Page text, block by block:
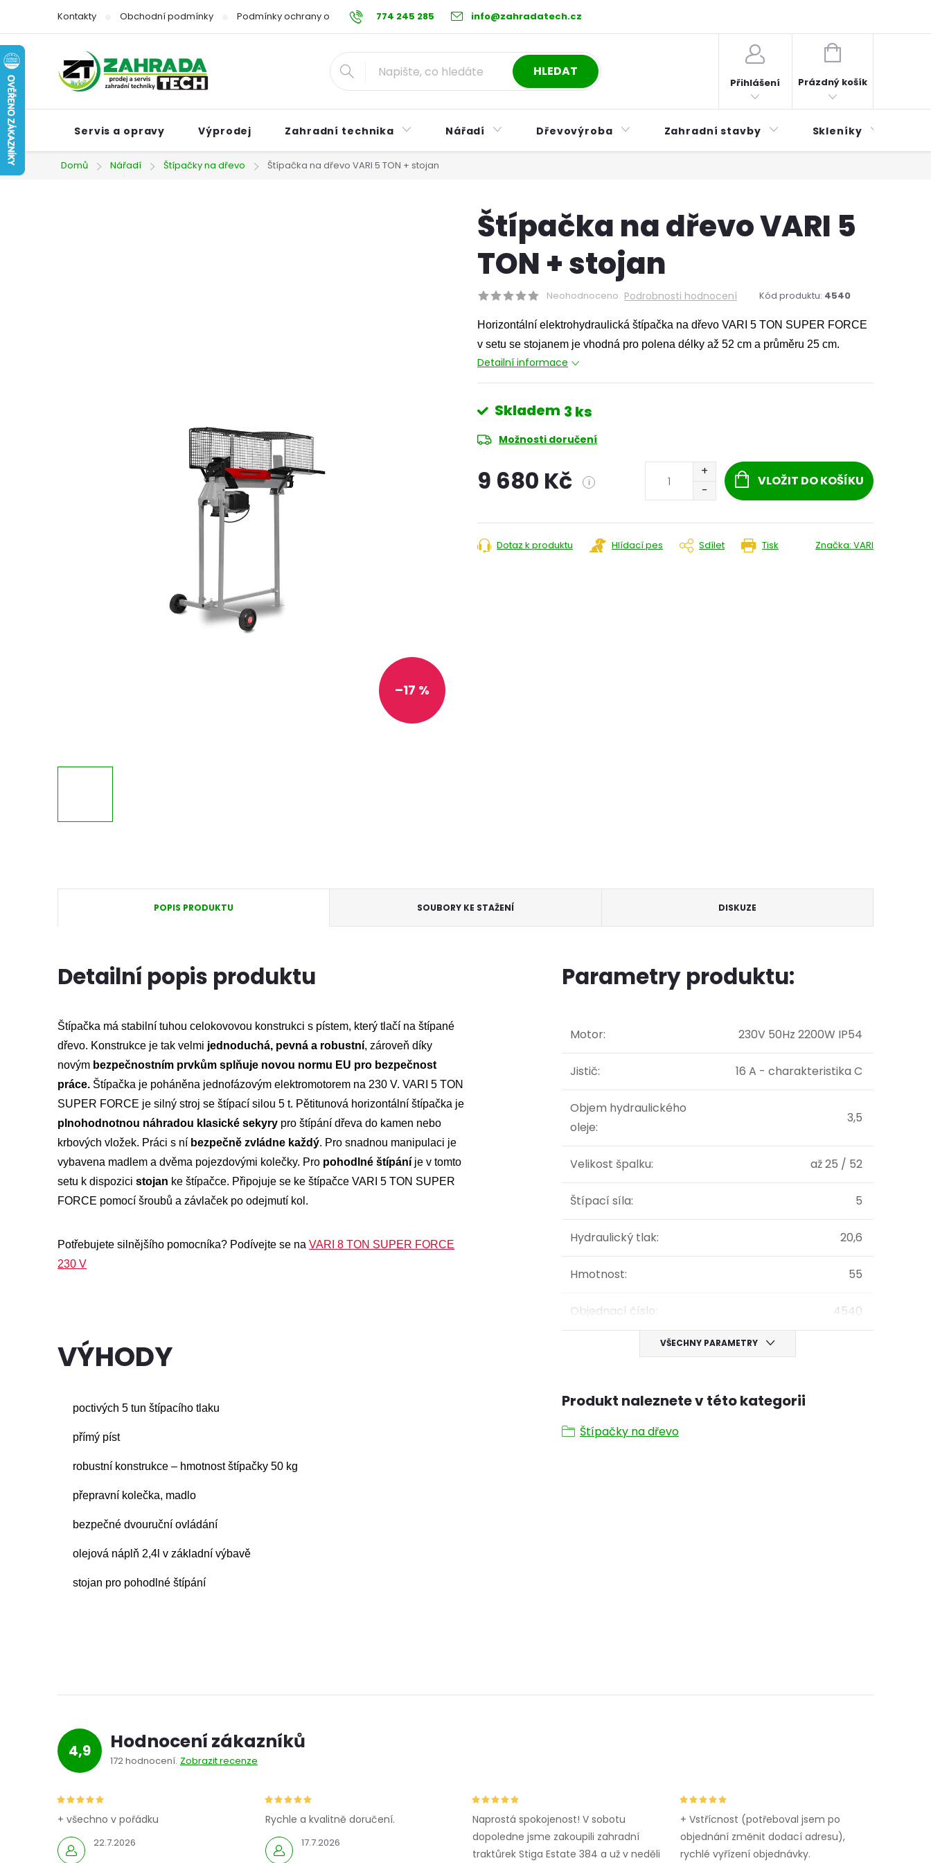
obsah
774 245 285 info@zahradatech.cz
Kontakty Obchodní podmínky Podmínky ochrany osobních údajů Reklamační řád Postup při nákupu na splátky ESSOX
HLEDAT
Přihlášení
NÁKUPNÍ
Prázdný košík
Servis a opravy Výprodej Zahradní technika Nářadí Dřevovýroba Zahradní stavby Skleníky
Domů Nářadí Štípačky na dřevo Štípačka na dřevo VARI 5 TON + stojan
–17 %
Štípačka na dřevo VARI 5
TON + stojan
Neohodnoceno Podrobnosti hodnocení Kód produktu: 4540
Horizontální elektrohydraulická štípačka na dřevo VARI 5 TON SUPER FORCE
v setu se stojanem je vhodná pro polena délky až 52 cm a průměru 25 cm.
Detailní informace
Skladem 3 ks
Možnosti doručení
9 680 Kč i VLOŽIT DO KOŠÍKU
Tisk
Dotaz k produktu Hlídací pes Sdílet Značka: VARI
POPIS PRODUKTU SOUBORY KE STAŽENÍ DISKUZE
Detailní popis produktu
Štípačka má stabilní tuhou celokovovou konstrukci s pístem, který tlačí na štípané
dřevo. Konstrukce je tak velmi jednoduchá, pevná a robustní, zároveň díky
novým bezpečnostním prvkům splňuje novou normu EU pro bezpečnost
práce. Štípačka je poháněna jednofázovým elektromotorem na 230 V. VARI 5 TON
SUPER FORCE je silný stroj se štípací silou 5 t. Pětitunová horizontální štípačka je
plnohodnotnou náhradou klasické sekyry pro štípání dřeva do kamen nebo
krbových vložek. Práci s ní bezpečně zvládne každý. Pro snadnou manipulaci je
vybavena madlem a dvěma pojezdovými kolečky. Pro pohodlné štípání je v tomto
setu k dispozici stojan ke štípačce. Připojuje se ke štípačce VARI 5 TON SUPER
FORCE pomocí šroubů a závlaček po odejmutí kol.
Potřebujete silnějšího pomocníka? Podívejte se na VARI 8 TON SUPER FORCE
230 V
VÝHODY
poctivých 5 tun štípacího tlaku
přímý píst
robustní konstrukce – hmotnost štípačky 50 kg
přepravní kolečka, madlo
bezpečné dvouruční ovládání
olejová náplň 2,4l v základní výbavě
stojan pro pohodlné štípání
Parametry produktu:
Motor: 230V 50Hz 2200W IP54
Jistič: 16 A - charakteristika C
Objem hydraulického
oleje:
3,5
Velikost špalku: až 25 / 52
Štípací síla: 5
Hydraulický tlak: 20,6
Hmotnost: 55
Objednací číslo: 4540
VŠECHNY PARAMETRY
Produkt naleznete v této kategorii
Štípačky na dřevo
4,9 Hodnocení zákazníků
172 hodnocení Zobrazit recenze
22.7.2026
+ všechno v pořádku
17.7.2026
Rychle a kvalitně doručení.
Naprostá spokojenost! V sobotu
dopoledne jsme zakoupili zahradní
traktůrek Stiga Estate 384 a už v neděli
+ Vstřícnost (potřeboval jsem po
objednání změnit dodací adresu),
rychlé vyřízení objednávky.